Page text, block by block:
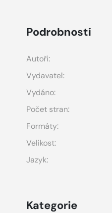
Podrobnosti
Autoři:
Vydavatel:
Vydáno:
Počet stran:
Formáty:
Velikost:
Jazyk:
Kategorie